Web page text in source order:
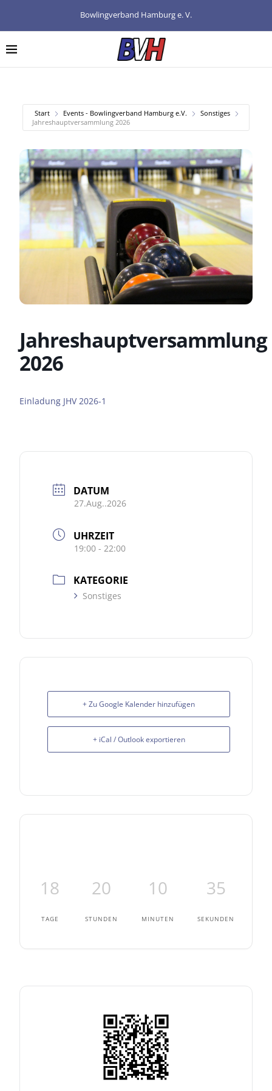
Bowlingverband Hamburg e. V.
Start Events - Bowlingverband Hamburg e.V.
Sonstiges
Jahreshauptversammlung 2026
Jahreshauptversammlung
2026
Einladung JHV 2026-1
DATUM
27.Aug..2026
UHRZEIT
19:00 - 22:00
KATEGORIE
Sonstiges
+ Zu Google Kalender hinzufügen
+ iCal / Outlook exportieren
18
TAGE
20
STUNDEN
10
MINUTEN
35
SEKUNDEN